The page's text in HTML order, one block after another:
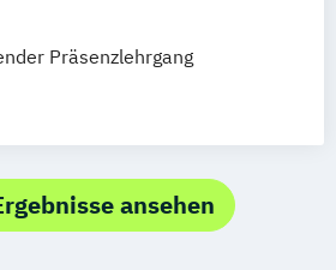
Präsenzlehrgang
ansehen